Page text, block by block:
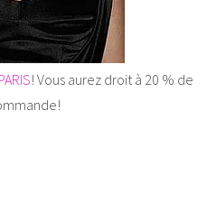
! Vous aurez droit à 20 % de